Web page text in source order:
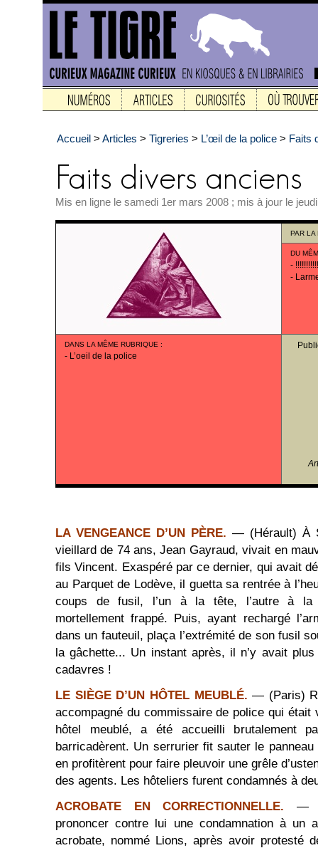
Accueil > Articles > Tigreries > L’œil de la police > Faits
Mis en ligne le samedi 1er mars 2008 ; mis à jour le
PAR LA
DU
-
-
DANS LA MÊME RUBRIQUE :
- L’oeil de la police
LA VENGEANCE D’UN PÈRE. — (Hérault) À
vieillard de 74 ans, Jean Gayraud, vivait en
fils Vincent. Exaspéré par ce dernier, qui avait
au Parquet de Lodève, il guetta sa rentrée à
coups de fusil, l’un à la tête, l’autre à la
mortellement frappé. Puis, ayant rechargé
dans un fauteuil, plaça l’extrémité de son fusil
la gâchette... Un instant après, il n’y avait
cadavres !
LE SIÈGE D’UN HÔTEL MEUBLÉ. — (Paris)
accompagné du commissaire de police qui était
hôtel meublé, a été accueilli brutalement
barricadèrent. Un serrurier fit sauter le
en profitèrent pour faire pleuvoir une grêle
des agents. Les hôteliers furent condamnés à
ACROBATE EN CORRECTIONNELLE.
—
prononcer contre lui une condamnation à un
acrobate, nommé Lions, après avoir protesté